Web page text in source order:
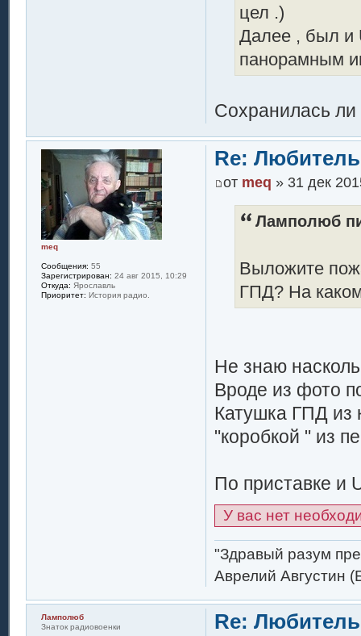
цел .)
Далее , был и
панорамным
Сохранилась ли
Re:
от meq » 31 дек
Ламполюб
Выложите
ГПД? На
Не знаю
Вроде из фото
Катушка ГПД из
"коробкой " из
По приставке и
У вас нет
"Здравый разум
Аврелий Августин
meq
Сообщения: 55
Зарегистрирован: 24 авг 2015, 10:29
Откуда: Ярославль
Приоритет: История радио.
Re:
Ламполюб
Знаток радиовоенки